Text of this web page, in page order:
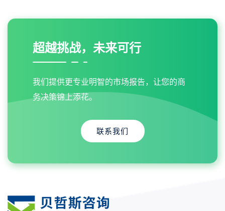
超越挑战，未来可行
我们提供更专业明智的市场报告，让您的商
务决策锦上添花。
联系我们